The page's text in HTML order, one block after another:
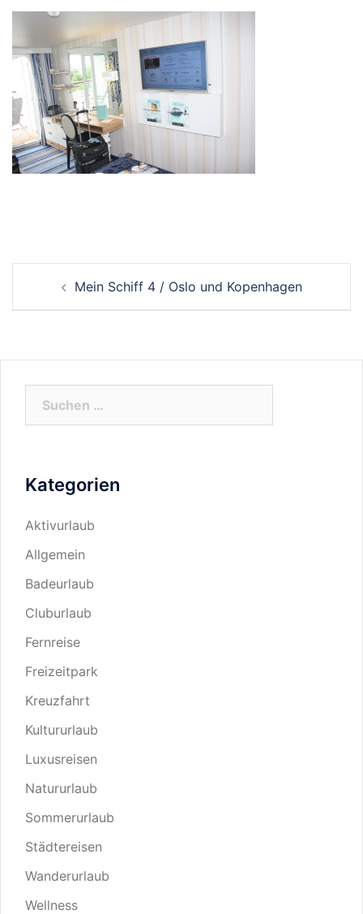
NavigationMein Schiff 4 / Oslo und Kopenhagen
Kategorien
Aktivurlaub
Allgemein
Badeurlaub
Cluburlaub
Fernreise
Freizeitpark
Kreuzfahrt
Kultururlaub
Luxusreisen
Natururlaub
Sommerurlaub
Städtereisen
Wanderurlaub
Wellness